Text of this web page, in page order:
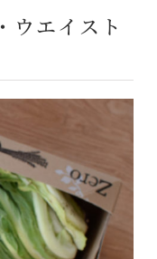
ウエイスト